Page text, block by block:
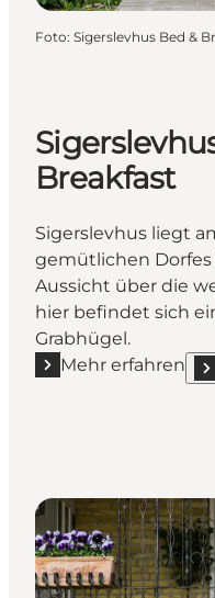
Foto: Sigerslevhus Bed &
Breakfast
Sigerslevhus liegt
gemütlichen
Aussicht über die
hier befindet sich
Grabhügel.
Mehr erfahren
Mehr erfahren